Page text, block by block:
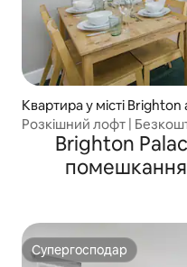
Квартира у місті
Розкішний лофт |
ключівBrighton
помешкання
Супергосподар
Супергосподар